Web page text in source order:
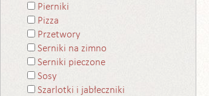
Pierniki
Pizza
Przetwory
Serniki na zimno
Serniki pieczone
Sosy
Szarlotki i jabłeczniki